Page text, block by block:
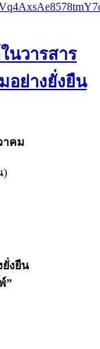
นวารสาร
อย่างยั่งยืน
าคม
)
งยืน
”